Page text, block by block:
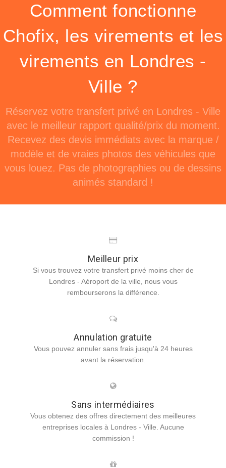
Comment fonctionne
Chofix, les virements et les
virements en Londres -
Ville ?
Réservez votre transfert privé en Londres - Ville
avec le meilleur rapport qualité/prix du moment.
Recevez des devis immédiats avec la marque /
modèle et de vraies photos des véhicules que
vous louez. Pas de photographies ou de dessins
animés standard !
Meilleur prix
Si vous trouvez votre transfert privé moins cher de
Londres - Aéroport de la ville, nous vous
rembourserons la différence.
Annulation gratuite
Vous pouvez annuler sans frais jusqu'à 24 heures
avant la réservation.
Sans intermédiaires
Vous obtenez des offres directement des meilleures
entreprises locales à Londres - Ville. Aucune
commission !